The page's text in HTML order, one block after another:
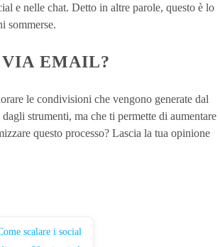
e nelle chat. Detto in altre parole, questo è lo
sommerse.
EMAIL?
le condivisioni che vengono generate dal
strumenti, ma che ti permette di aumentare
questo processo? Lascia la tua opinione